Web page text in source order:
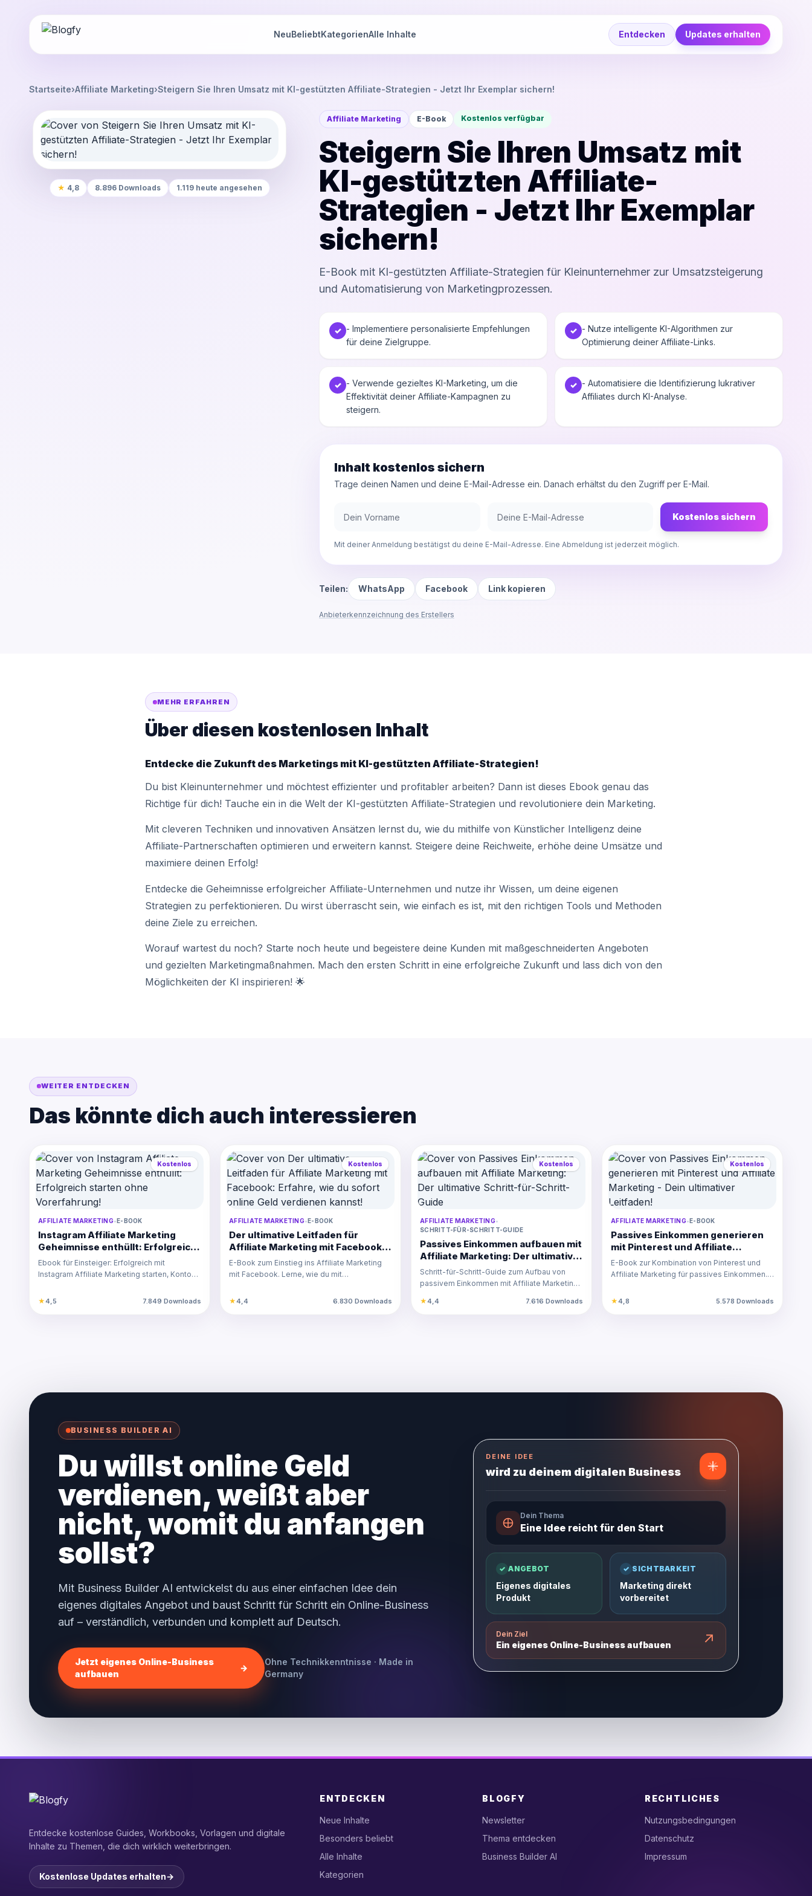
NeuBeliebtKategorienAlle Inhalte Entdecken Updates erhalten
Startseite›Affiliate Marketing›Steigern Sie Ihren Umsatz mit KI-gestützten Affiliate-Strategien - Jetzt Ihr Exemplar sichern!
★ 4,8 8.896 Downloads 1.119 heute angesehen
Affiliate Marketing E-Book Kostenlos verfügbar
Steigern Sie Ihren Umsatz mit
KI-gestützten Affiliate-
Strategien - Jetzt Ihr Exemplar
sichern!
E-Book mit KI-gestützten Affiliate-Strategien für Kleinunternehmer zur Umsatzsteigerung
und Automatisierung von Marketingprozessen.
✓ - Implementiere personalisierte Empfehlungen
für deine Zielgruppe.
✓ - Nutze intelligente KI-Algorithmen zur
Optimierung deiner Affiliate-Links.
✓ - Verwende gezieltes KI-Marketing, um die
Effektivität deiner Affiliate-Kampagnen zu
steigern.
✓ - Automatisiere die Identifizierung lukrativer
Affiliates durch KI-Analyse.
Inhalt kostenlos sichern
Trage deinen Namen und deine E-Mail-Adresse ein. Danach erhältst du den Zugriff per E-Mail.
Kostenlos sichern
Mit deiner Anmeldung bestätigst du deine E-Mail-Adresse. Eine Abmeldung ist jederzeit möglich.
Teilen: WhatsApp Facebook Link kopieren
Anbieterkennzeichnung des Erstellers
MEHR ERFAHREN
Über diesen kostenlosen Inhalt
Entdecke die Zukunft des Marketings mit KI-gestützten Affiliate-Strategien!
Du bist Kleinunternehmer und möchtest effizienter und profitabler arbeiten? Dann ist dieses Ebook genau das
Richtige für dich! Tauche ein in die Welt der KI-gestützten Affiliate-Strategien und revolutioniere dein Marketing.
Mit cleveren Techniken und innovativen Ansätzen lernst du, wie du mithilfe von Künstlicher Intelligenz deine
Affiliate-Partnerschaften optimieren und erweitern kannst. Steigere deine Reichweite, erhöhe deine Umsätze und
maximiere deinen Erfolg!
Entdecke die Geheimnisse erfolgreicher Affiliate-Unternehmen und nutze ihr Wissen, um deine eigenen
Strategien zu perfektionieren. Du wirst überrascht sein, wie einfach es ist, mit den richtigen Tools und Methoden
deine Ziele zu erreichen.
Worauf wartest du noch? Starte noch heute und begeistere deine Kunden mit maßgeschneiderten Angeboten
und gezielten Marketingmaßnahmen. Mach den ersten Schritt in eine erfolgreiche Zukunft und lass dich von den
Möglichkeiten der KI inspirieren! 🌟
WEITER ENTDECKEN
Das könnte dich auch interessieren
Kostenlos
AFFILIATE MARKETING•E-BOOK
Instagram Affiliate Marketing
Geheimnisse enthüllt: Erfolgreich
starten ohne Vorerfahrung!
Ebook für Einsteiger: Erfolgreich mit
Instagram Affiliate Marketing starten, Konto
★4,5 7.849 Downloads
Kostenlos
AFFILIATE MARKETING•E-BOOK
Der ultimative Leitfaden für
Affiliate Marketing mit Facebook:
Erfahre, wie du sofort online Geld
verdienen kannst!
E-Book zum Einstieg ins Affiliate Marketing
mit Facebook. Lerne, wie du mit
★4,4 6.830 Downloads
Kostenlos
AFFILIATE MARKETING•
SCHRITT-FÜR-SCHRITT-GUIDE
Passives Einkommen aufbauen mit
Affiliate Marketing: Der ultimative
Schritt-für-Schritt-Guide
Schritt-für-Schritt-Guide zum Aufbau von
passivem Einkommen mit Affiliate Marketing.
★4,4 7.616 Downloads
Kostenlos
AFFILIATE MARKETING•E-BOOK
Passives Einkommen generieren
mit Pinterest und Affiliate
Marketing - Dein ultimativer
Leitfaden!
E-Book zur Kombination von Pinterest und
Affiliate Marketing für passives Einkommen.
★4,8 5.578 Downloads
BUSINESS BUILDER AI
Du willst online Geld
verdienen, weißt aber
nicht, womit du anfangen
sollst?
Mit Business Builder AI entwickelst du aus einer einfachen Idee dein
eigenes digitales Angebot und baust Schritt für Schritt ein Online-Business
auf – verständlich, verbunden und komplett auf Deutsch.
Jetzt eigenes Online-Business
aufbauen
→
Ohne Technikkenntnisse · Made in
Germany
DEINE IDEE
wird zu deinem digitalen Business
Dein Thema
Eine Idee reicht für den Start
✓ ANGEBOT
Eigenes digitales
Produkt
✓ SICHTBARKEIT
Marketing direkt
vorbereitet
Dein Ziel
Ein eigenes Online-Business aufbauen ↗
Entdecke kostenlose Guides, Workbooks, Vorlagen und digitale
Inhalte zu Themen, die dich wirklich weiterbringen.
Kostenlose Updates erhalten→
ENTDECKEN
Neue Inhalte
Besonders beliebt
Alle Inhalte
Kategorien
BLOGFY
Newsletter
Thema entdecken
Business Builder AI
RECHTLICHES
Nutzungsbedingungen
Datenschutz
Impressum